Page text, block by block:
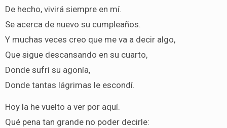
De hecho, vivirá siempre en mí.
Se acerca de nuevo su cumpleaños.
Y muchas veces creo que me va a decir algo,
Que sigue descansando en su cuarto,
Donde sufrí su agonía,
Donde tantas lágrimas le escondí.
Hoy la he vuelto a ver por aquí.
Qué pena tan grande no poder decirle: